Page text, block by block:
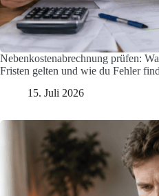
Nebenkostenabrechnung prüfen:
Fristen gelten und wie du Fehler
15. Juli 2026